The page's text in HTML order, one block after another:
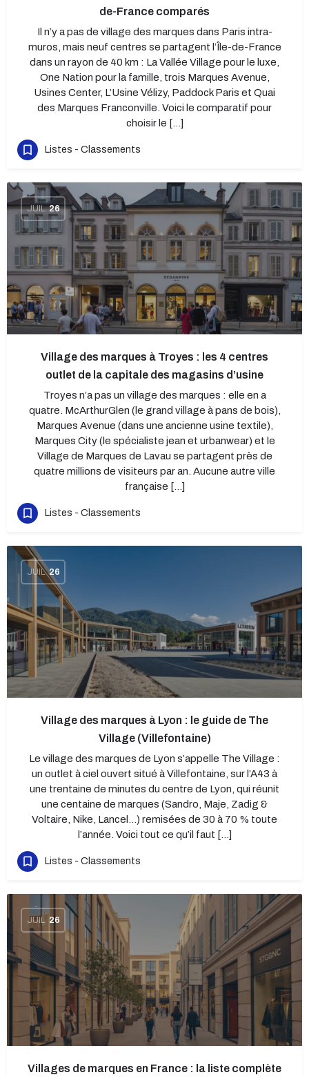
de-France comparés
Il n’y a pas de village des marques dans Paris intra-
muros, mais neuf centres se partagent l’Île-de-France
dans un rayon de 40 km : La Vallée Village pour le luxe,
One Nation pour la famille, trois Marques Avenue,
Usines Center, L’Usine Vélizy, Paddock Paris et Quai
des Marques Franconville. Voici le comparatif pour
choisir le […]
Listes - Classements
JUIL 26
Village des marques à Troyes : les 4 centres
outlet de la capitale des magasins d’usine
Troyes n’a pas un village des marques : elle en a
quatre. McArthurGlen (le grand village à pans de bois),
Marques Avenue (dans une ancienne usine textile),
Marques City (le spécialiste jean et urbanwear) et le
Village de Marques de Lavau se partagent près de
quatre millions de visiteurs par an. Aucune autre ville
française […]
Listes - Classements
JUIL 26
Village des marques à Lyon : le guide de The
Village (Villefontaine)
Le village des marques de Lyon s’appelle The Village :
un outlet à ciel ouvert situé à Villefontaine, sur l’A43 à
une trentaine de minutes du centre de Lyon, qui réunit
une centaine de marques (Sandro, Maje, Zadig &
Voltaire, Nike, Lancel…) remisées de 30 à 70 % toute
l’année. Voici tout ce qu’il faut […]
Listes - Classements
JUIL 26
Villages de marques en France : la liste complète